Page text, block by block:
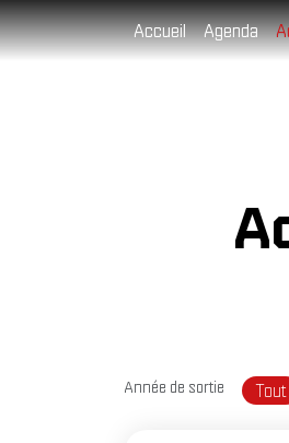
Accueil Agenda
Année de sortie Tout
Cookies management panel